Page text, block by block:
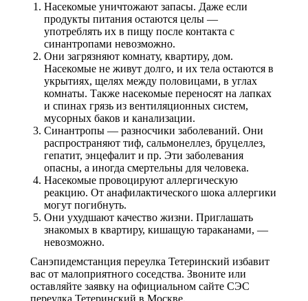
Насекомые уничтожают запасы. Даже если
продукты питания остаются целы —
употреблять их в пищу после контакта с
синантропами невозможно.
Они загрязняют комнату, квартиру, дом.
Насекомые не живут долго, и их тела остаются в
укрытиях, щелях между половицами, в углах
комнаты. Также насекомые переносят на лапках
и спинах грязь из вентиляционных систем,
мусорных баков и канализации.
Синантропы — разносчики заболеваний. Они
распространяют тиф, сальмонеллез, бруцеллез,
гепатит, энцефалит и пр. Эти заболевания
опасны, а иногда смертельны для человека.
Насекомые провоцируют аллергическую
реакцию. От анафилактического шока аллергики
могут погибнуть.
Они ухудшают качество жизни. Приглашать
знакомых в квартиру, кишащую тараканами, —
невозможно.
Санэпидемстанция переулка Тетеринский избавит
вас от малоприятного соседства. Звоните или
оставляйте заявку на официальном сайте СЭС
переулка Тетеринский в Москве.